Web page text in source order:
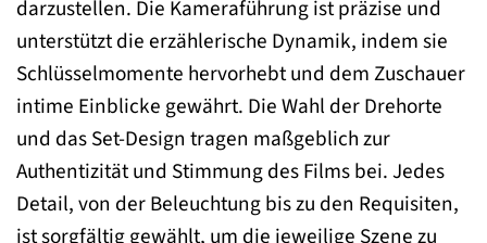
darzustellen. Die Kameraführung ist präzise und
unterstützt die erzählerische Dynamik, indem sie
Schlüsselmomente hervorhebt und dem Zuschauer
intime Einblicke gewährt. Die Wahl der Drehorte
und das Set-Design tragen maßgeblich zur
Authentizität und Stimmung des Films bei. Jedes
Detail, von der Beleuchtung bis zu den Requisiten,
ist sorgfältig gewählt, um die jeweilige Szene zu